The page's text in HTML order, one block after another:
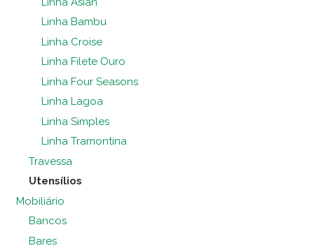
Linha Bambu
Linha Croise
Linha Filete Ouro
Linha Four Seasons
Linha Lagoa
Linha Simples
Linha Tramontina
Travessa
Utensílios
Mobiliário
Bancos
Bares